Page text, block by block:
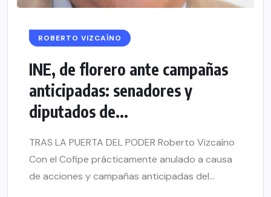
ROBERTO VIZCAÍNO
INE, de florero ante campañas
anticipadas: senadores y
diputados de...
TRAS LA PUERTA DEL PODER Roberto Vizcaíno
Con el Cofipe prácticamente anulado a causa
de acciones y campañas anticipadas del...